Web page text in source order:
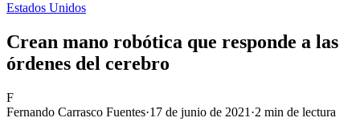
Estados Unidos
Crean mano robótica que responde a las
órdenes del cerebro
F
Fernando Carrasco Fuentes·17 de junio de 2021 ·2 min de lectura